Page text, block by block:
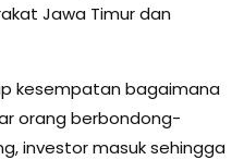
Jawa Timur dan
kesempatan bagaimana
orang berbondong-
investor masuk sehingga